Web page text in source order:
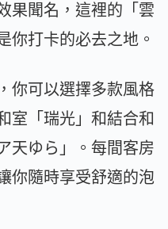
果聞名，這裡的「雲
你打卡的必去之地。
你可以選擇多款風格
室「瑞光」和結合和
天ゆら」。每間客房
你隨時享受舒適的泡